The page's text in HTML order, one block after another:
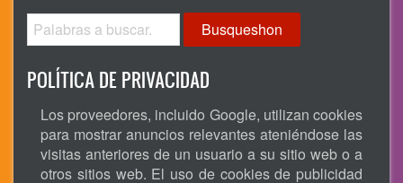
Busqueshon
POLÍTICA DE PRIVACIDAD
Los proveedores, incluido Google, utilizan cookies
para mostrar anuncios relevantes ateniéndose las
visitas anteriores de un usuario a su sitio web o a
otros sitios web. El uso de cookies de publicidad